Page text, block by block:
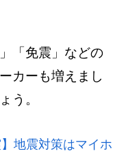
「免震」などの
カーも増えまし
う。
地震対策はマイホ